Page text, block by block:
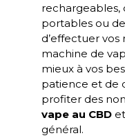
rechargeables,
portables ou
d’effectuer
machine de
mieux à vos
patience et de
profiter des
vape au CBD
général.